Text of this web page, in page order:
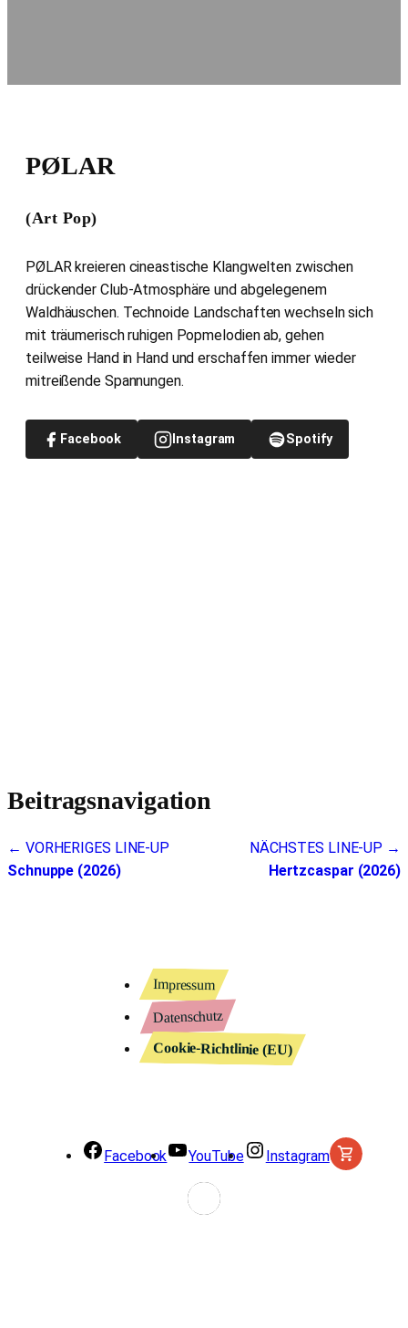
PØLAR
(Art Pop)
PØLAR kreieren cineastische Klangwelten zwischen
drückender Club-Atmosphäre und abgelegenem
Waldhäuschen. Technoide Landschaften wechseln sich
mit träumerisch ruhigen Popmelodien ab, gehen
teilweise Hand in Hand und erschaffen immer wieder
mitreißende Spannungen.
Facebook Instagram Spotify
Beitragsnavigation
← VORHERIGES LINE-UP
Schnuppe (2026)
NÄCHSTES LINE-UP →
Hertzcaspar (2026)
Impressum
Datenschutz
Cookie-Richtlinie (EU)
Facebook YouTube Instagram